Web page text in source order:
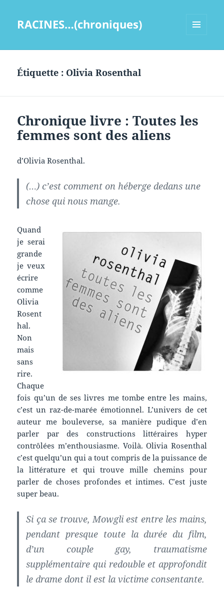
RACINES…(chroniques)
Étiquette : Olivia Rosenthal
Chronique livre : Toutes les
femmes sont des aliens
d’Olivia Rosenthal.
(…) c’est comment on héberge dedans une
chose qui nous mange.
Quand
je serai
grande
je veux
écrire
comme
Olivia
Rosent
hal.
Non
mais
sans
rire.
Chaque
fois qu’un de ses livres me tombe entre les mains,
c’est un raz-de-marée émotionnel. L’univers de cet
auteur me bouleverse, sa manière pudique d’en
parler par des constructions littéraires hyper
contrôlées m’enthousiasme. Voilà. Olivia Rosenthal
c’est quelqu’un qui a tout compris de la puissance de
la littérature et qui trouve mille chemins pour
parler de choses profondes et intimes. C’est juste
super beau.
Si ça se trouve, Mowgli est entre les mains,
pendant presque toute la durée du film,
d’un couple gay, traumatisme
supplémentaire qui redouble et approfondit
le drame dont il est la victime consentante.